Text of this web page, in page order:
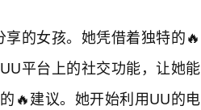
的女孩。她凭借着独特的🔥
平台上的社交功能，让她能
🔥建议。她开始利用UU的电